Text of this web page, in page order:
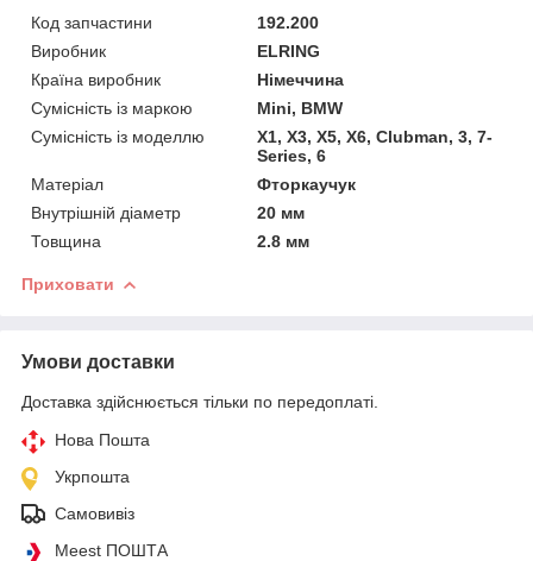
Код запчастини
192.200
Виробник
ELRING
Країна виробник
Німеччина
Сумісність із маркою
Mini, BMW
Сумісність із моделлю
X1, X3, X5, X6, Clubman, 3, 7-
Series, 6
Матеріал
Фторкаучук
Внутрішній діаметр
20 мм
Товщина
2.8 мм
Приховати
Умови доставки
Доставка здійснюється тільки по передоплаті.
Нова Пошта
Укрпошта
Самовивіз
Meest ПОШТА